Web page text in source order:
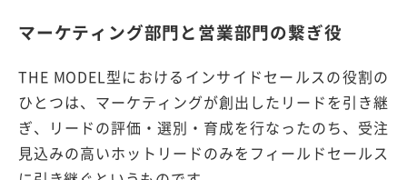
マーケティング部門と営業部門の繋ぎ役
THE MODEL型におけるインサイドセールスの役割の
ひとつは、マーケティングが創出したリードを引き継
ぎ、リードの評価・選別・育成を行なったのち、受注
見込みの高いホットリードのみをフィールドセールス